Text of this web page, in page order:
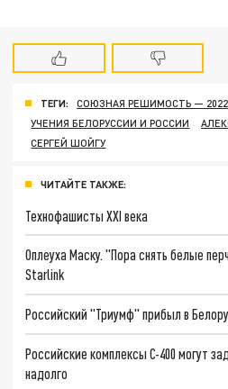
ТЕГИ:
СОЮЗНАЯ РЕШИМОСТЬ — 2022
УЧЕНИЯ БЕЛОРУССИИ И РОССИИ
СЕРГЕЙ ШОЙГУ
ЧИТАЙТЕ ТАКЖЕ:
Технофашисты XXI века
Оплеуха Маску. "Пора снять белые
Starlink
Российский "Триумф" прибыл в
Российские комплексы С-400 могут
надолго